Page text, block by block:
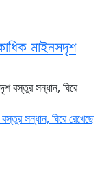
মাইনসদৃশ
সন্ধান, ঘিরে রেখেছে